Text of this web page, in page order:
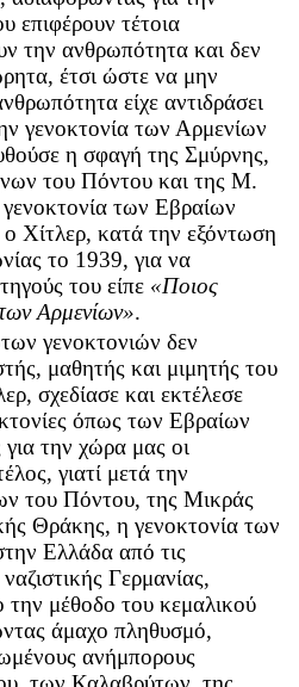
επιφέρουν τέτοια
την ανθρωπότητα και δεν
έτσι ώστε να μην
είχε αντιδράσει
γενοκτονία των Αρμενίων
η σφαγή της Σμύρνης,
του Πόντου και της Μ.
των Εβραίων
Χίτλερ, κατά την εξόντωση
το 1939, για να
του είπε «Ποιος
Αρμενίων».
γενοκτονιών δεν
μαθητής και μιμητής του
σχεδίασε και εκτέλεσε
όπως των Εβραίων
την χώρα μας οι
γιατί μετά την
του Πόντου, της Μικράς
Θράκης, η γενοκτονία των
Ελλάδα από τις
Γερμανίας,
την μέθοδο του κεμαλικού
άμαχο πληθυσμό,
ανήμπορους